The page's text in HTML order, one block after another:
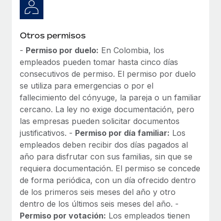
Otros permisos
- Permiso por duelo: En Colombia, los
empleados pueden tomar hasta cinco días
consecutivos de permiso. El permiso por duelo
se utiliza para emergencias o por el
fallecimiento del cónyuge, la pareja o un familiar
cercano. La ley no exige documentación, pero
las empresas pueden solicitar documentos
justificativos. - Permiso por día familiar: Los
empleados deben recibir dos días pagados al
año para disfrutar con sus familias, sin que se
requiera documentación. El permiso se concede
de forma periódica, con un día ofrecido dentro
de los primeros seis meses del año y otro
dentro de los últimos seis meses del año. -
Permiso por votación: Los empleados tienen